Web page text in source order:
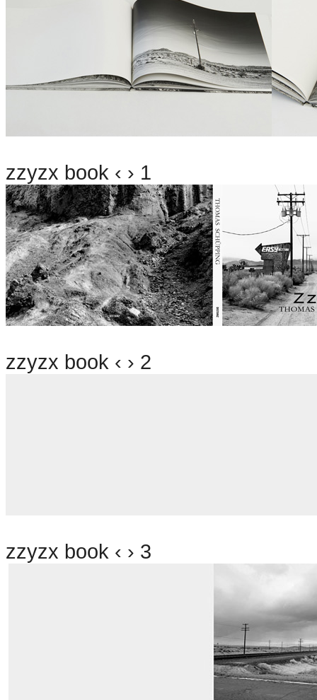
zzyzx book ‹ › 1
zzyzx book ‹ › 2
zzyzx book ‹ › 3